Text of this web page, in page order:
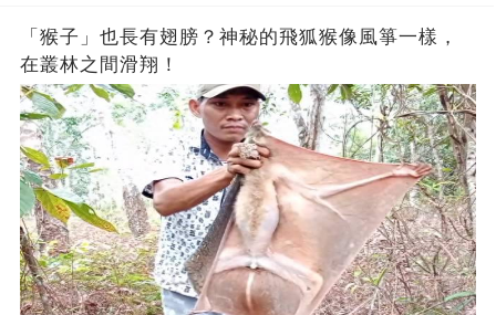
「猴子」也長有翅膀？神秘的飛狐猴像風箏一樣，
在叢林之間滑翔！